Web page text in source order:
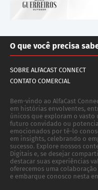
O que você precisa
SOBRE ALFACAST CONNECT
CONTATO COMERCIAL
Bem-vindo ao AlfaCast
em histórias envolventes,
únicos que exploram o vasto
futuro convidado ou
emocionados por tê-lo
em insights, celebrando o
sucesso. Explore nossos
Digitais e, se desejar
destacar suas experiências
oferecemos uma
e embarque conosco nesta